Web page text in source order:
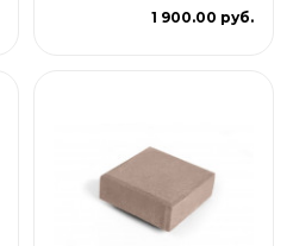
1 900.00 руб.